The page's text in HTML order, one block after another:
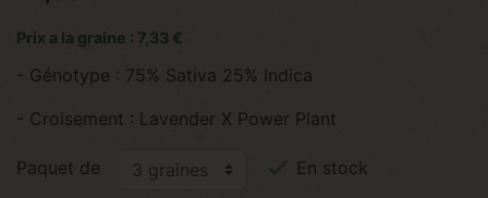
Prix a la graine : 7,33 €
- Génotype : 75% Sativa 25% Indica
- Croisement : Lavender X Power Plant
Paquet de  En stock